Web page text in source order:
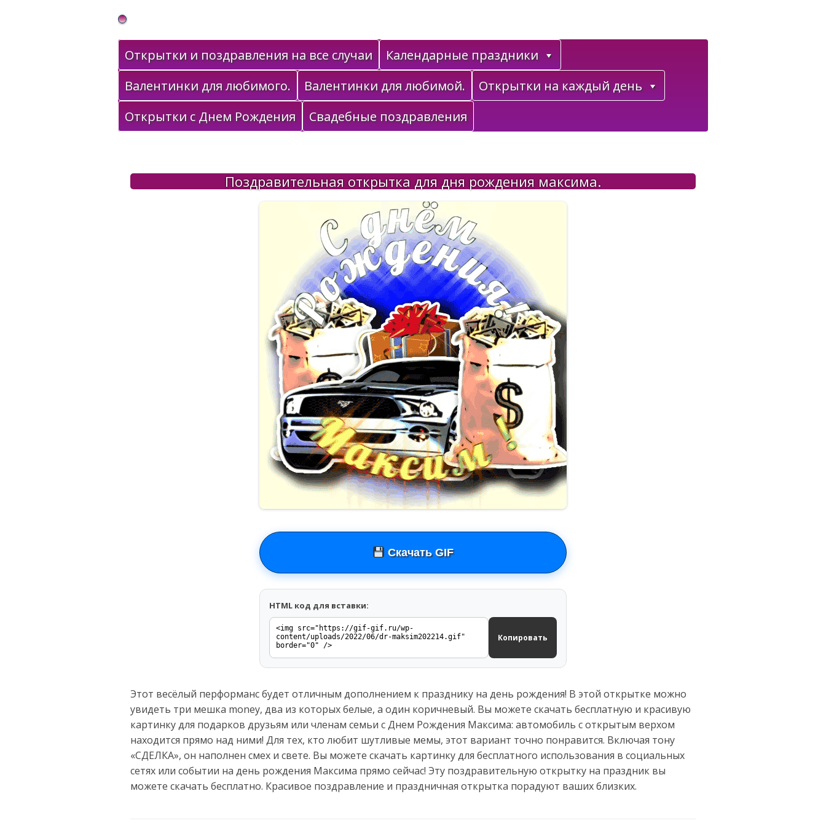
Gif Открытки в подарок
Открытки и поздравления на все случаи
Календарные праздники
Валентинки для любимого.
Валентинки для любимой.
Открытки на каждый день
Открытки с Днем Рождения
Свадебные поздравления
Поздравительная открытка для дня рождения максима.
Скачать GIF
HTML код для вставки:
Копировать
Этот весёлый перформанс будет отличным дополнением к празднику на день рождения! В этой открытке можно
увидеть три мешка money, два из которых белые, а один коричневый. Вы можете скачать бесплатную и красивую
картинку для подарков друзьям или членам семьи с Днем Рождения Максима: автомобиль с открытым верхом
находится прямо над ними! Для тех, кто любит шутливые мемы, этот вариант точно понравится. Включая тону
«СДЕЛКА», он наполнен смех и свете. Вы можете скачать картинку для бесплатного использования в социальных
сетях или событии на день рождения Максима прямо сейчас! Эту поздравительную открытку на праздник вы
можете скачать бесплатно. Красивое поздравление и праздничная открытка порадуют ваших близких.